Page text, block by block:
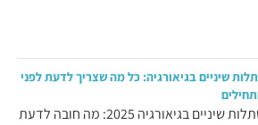
שיניים בגיאורגיה: כל מה שצריך לדעת לפני
השתלות שיניים בגיאורגיה 2025: מה חובה לדעת